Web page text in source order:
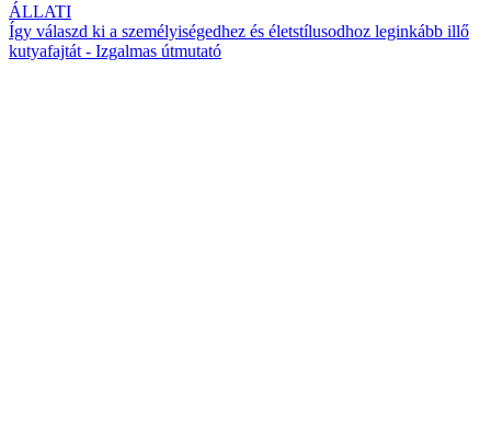
ÁLLATI
Így válaszd ki a személyiségedhez és életstílusodhoz leginkább illő
kutyafajtát - Izgalmas útmutató